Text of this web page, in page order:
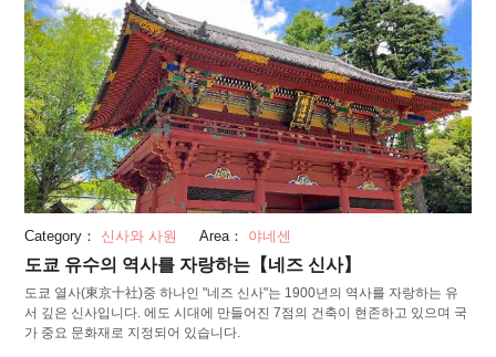
Category： 신사와 사원 Area： 야네센
도쿄 유수의 역사를 자랑하는【네즈 신사】
도쿄 열사(東京十社)중 하나인 "네즈 신사"는 1900년의 역사를 자랑하는 유
서 깊은 신사입니다. 에도 시대에 만들어진 7점의 건축이 현존하고 있으며 국
가 중요 문화재로 지정되어 있습니다.